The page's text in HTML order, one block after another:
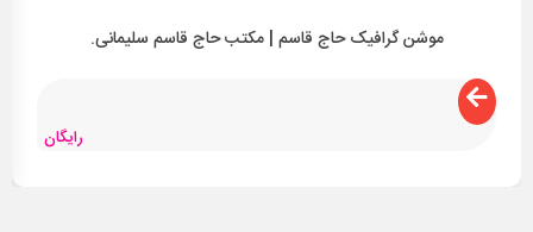
موشن گرافیک حاج قاسم | مکتب حاج قاسم سلیمانی.
رایگان